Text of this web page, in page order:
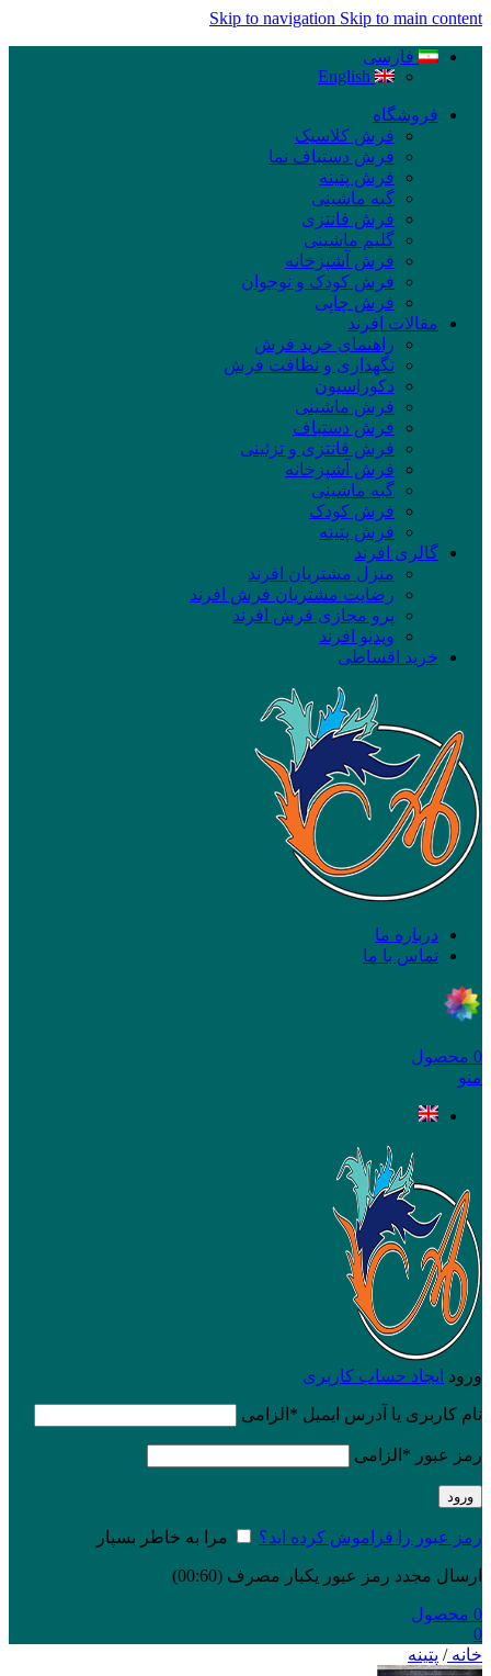
Skip to navigation Skip to main content
فارسی
English
فروشگاه
فرش کلاسیک
فرش دستباف نما
فرش پتینه
گبه ماشینی
فرش فانتزی
گلیم ماشینی
فرش آشپزخانه
فرش کودک و نوجوان
فرش چاپی
مقالات افرند
راهنمای خرید فرش
نگهداری و نظافت فرش
دکوراسیون
فرش ماشینی
فرش دستباف
فرش فانتزی و تزئینی
فرش آشپزخانه
گبه ماشینی
فرش کودک
فرش پتینه
گالری افرند
منزل مشتریان افرند
رضایت مشتریان فرش افرند
پرو مجازی فرش افرند
ویدیو افرند
خرید اقساطی
درباره ما
تماس با ما
0 محصول
منو
ورود ایجاد حساب کاربری
نام کاربری یا آدرس ایمیل * الزامی
رمز عبور * الزامی
ورود
رمز عبور را فراموش کرده اید؟ مرا به خاطر بسپار
ارسال مجدد رمز عبور یکبار مصرف (00:
60
)
0 محصول
0
خانه/ پتینه